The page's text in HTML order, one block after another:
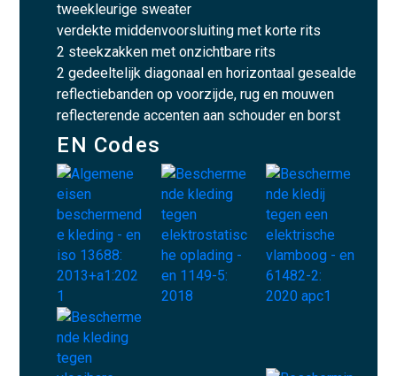
tweekleurige sweater
verdekte middenvoorsluiting met korte rits
2 steekzakken met onzichtbare rits
2 gedeeltelijk diagonaal en horizontaal gesealde
reflectiebanden op voorzijde, rug en mouwen
reflecterende accenten aan schouder en borst
EN Codes